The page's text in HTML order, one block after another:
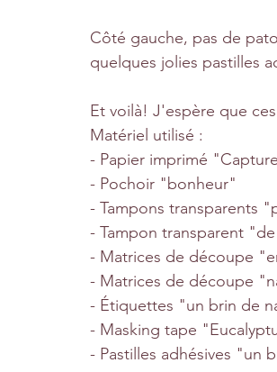
Côté gauche, pas de
quelques jolies pastilles
Et voilà! J'espère que
Matériel utilisé :
- Papier imprimé
- Pochoir "bonheur"
- Tampons transparents
- Tampon transparent
- Matrices de découpe
- Matrices de découpe
- Étiquettes "un brin de
- Masking tape
- Pastilles adhésives "un